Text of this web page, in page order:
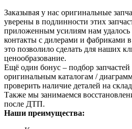
Заказывая у нас оригинальные
уверены в подлинности этих
приложенным усилиям нам удалось
контакты с дилерами и фабриками
это позволило сделать для наших
ценообразование.
Ещё один бонус – подбор
оригинальным каталогам /
проверить наличие деталей на
Также мы занимаемся
после ДТП.
Наши преимущества: